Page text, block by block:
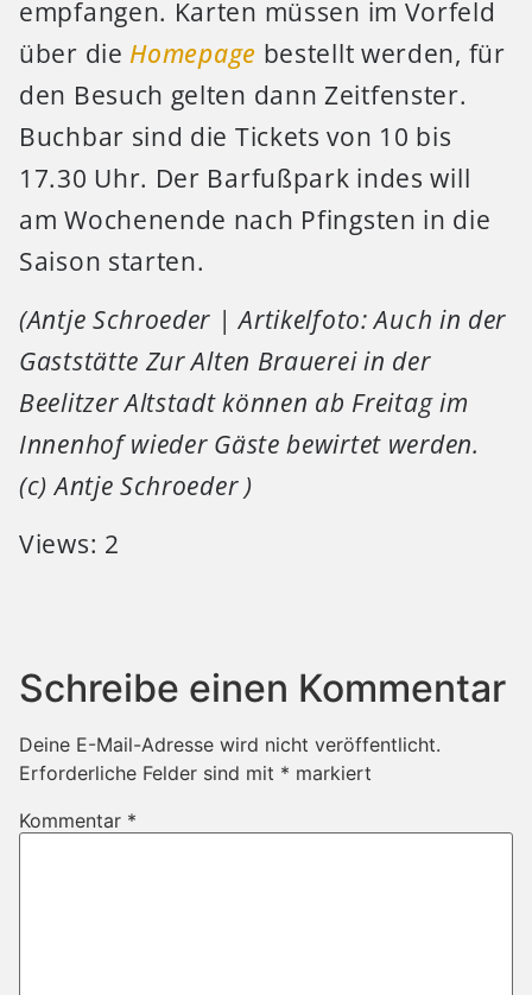
empfangen. Karten müssen im Vorfeld
über die Homepage bestellt werden, für
den Besuch gelten dann Zeitfenster.
Buchbar sind die Tickets von 10 bis
17.30 Uhr. Der Barfußpark indes will
am Wochenende nach Pfingsten in die
Saison starten.
(Antje Schroeder | Artikelfoto: Auch in der
Gaststätte Zur Alten Brauerei in der
Beelitzer Altstadt können ab Freitag im
Innenhof wieder Gäste bewirtet werden.
(c) Antje Schroeder )
Views: 2
Schreibe einen Kommentar
Deine E-Mail-Adresse wird nicht veröffentlicht.
Erforderliche Felder sind mit * markiert
Kommentar *